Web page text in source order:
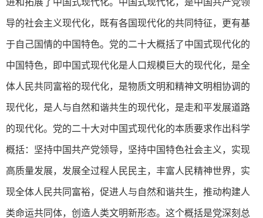
导的社会主义现代化，既有各国现代化的共同特征，更有基
于自己国情的中国特色。党的二十大概括了中国式现代化的
中国特色，即中国式现代化是人口规模巨大的现代化，是全
体人民共同富裕的现代化，是物质文明和精神文明相协调的
现代化，是人与自然和谐共生的现代化，是走和平发展道路
的现代化。党的二十大对中国式现代化的本质要求作出科学
概括：坚持中国共产党领导，坚持中国特色社会主义，实现
高质量发展，发展全过程人民民主，丰富人民精神世界，实
现全体人民共同富裕，促进人与自然和谐共生，推动构建人
类命运共同体，创造人类文明新形态。这个概括是党深刻总